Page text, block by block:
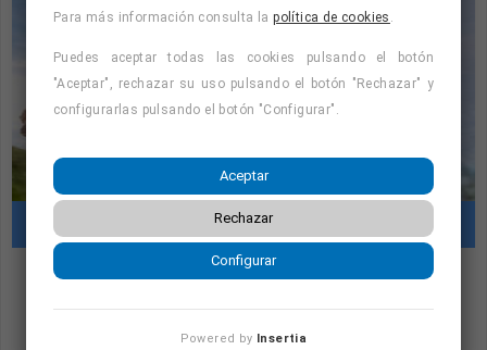
Cursos con prácticas en empresas
consulta la oferta formativa disponible.
Para más información consulta lapolítica de cookies
Puedes aceptar todas las cookies pulsando el botón
"Aceptar", rechazar su uso pulsando el botón "Rechazar" y
configurarlas pulsando el botón "Configurar".
Aceptar
Rechazar
Configurar
Powered by Insertia